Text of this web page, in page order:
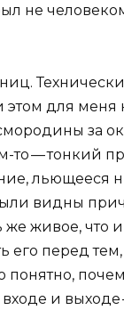
не
этом для
за
то — тонкий
льющееся
видны
же живое, что
его перед
понятно,
входе и